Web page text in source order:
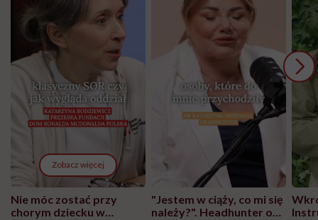
Zobacz więcej
Nie móc zostać przy
chorym dziecku w
"Jestem w ciąży, co mi się
należy?". Headhunter o